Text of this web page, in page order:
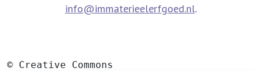
info@immaterieelerfgoed.nl.
© Creative Commons